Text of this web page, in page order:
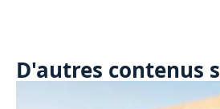
D'autres contenus